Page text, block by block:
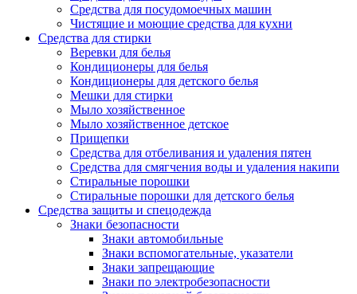
Средства для посудомоечных машин
Чистящие и моющие средства для кухни
Средства для стирки
Веревки для белья
Кондиционеры для белья
Кондиционеры для детского белья
Мешки для стирки
Мыло хозяйственное
Мыло хозяйственное детское
Прищепки
Средства для отбеливания и удаления пятен
Средства для смягчения воды и удаления накипи
Стиральные порошки
Стиральные порошки для детского белья
Средства защиты и спецодежда
Знаки безопасности
Знаки автомобильные
Знаки вспомогательные, указатели
Знаки запрещающие
Знаки по электробезопасности